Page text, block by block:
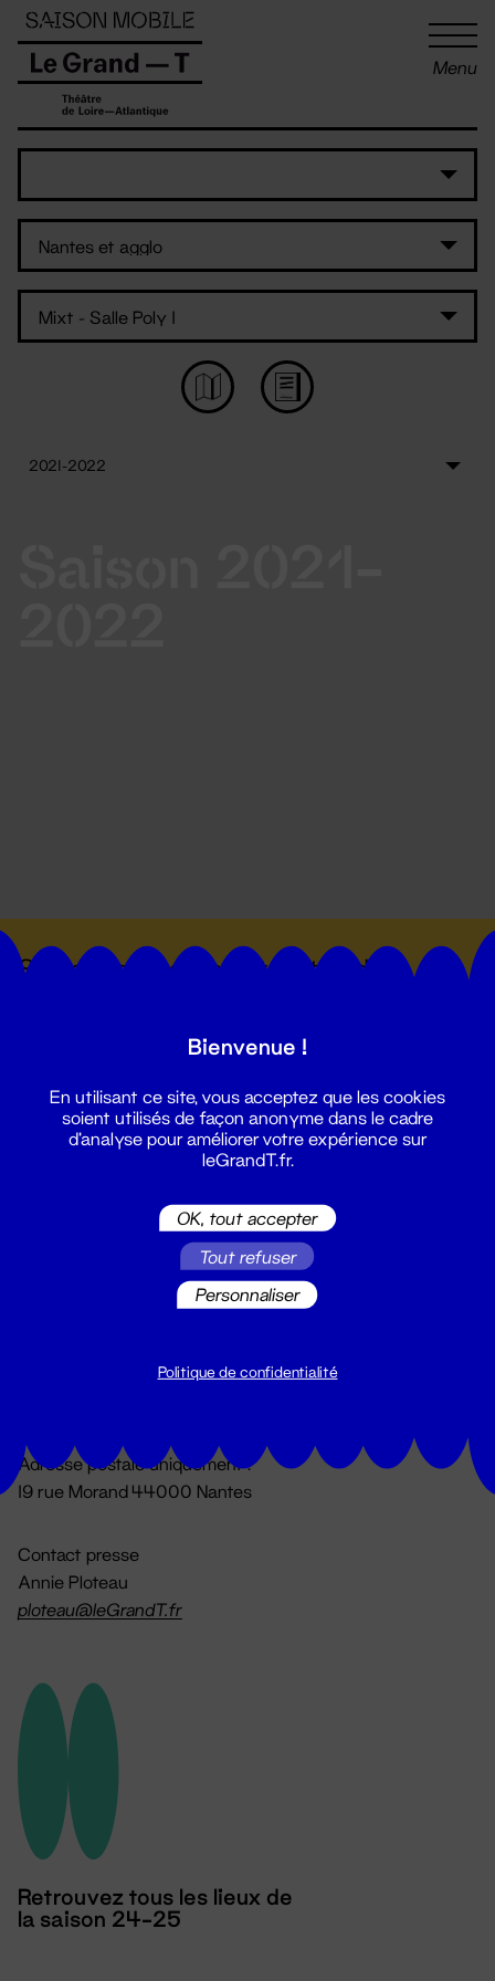
Menu
Suivez toutes les actualités du
Du lundi au vendredi 14h → 18h
Adresse postale uniquement :
19 rue Morand 44000 Nantes
Contact presse
Annie Ploteau
ploteau@leGrandT.fr
Retrouvez tous les lieux de
la saison 24-25
Panneau de gestion des cookies
Bienvenue !
En utilisant ce site, vous acceptez que les cookies
soient utilisés de façon anonyme dans le cadre
d'analyse pour améliorer votre expérience sur
leGrandT.fr.
OK, tout accepter
Tout refuser
Personnaliser
Politique de confidentialité